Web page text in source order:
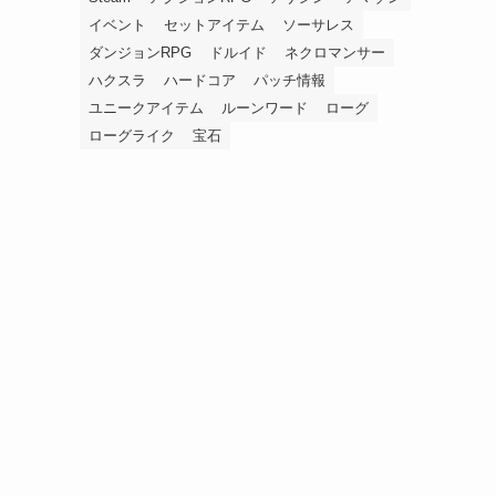
イベント
セットアイテム
ソーサレス
ダンジョンRPG
ドルイド
ネクロマンサー
ハクスラ
ハードコア
パッチ情報
ユニークアイテム
ルーンワード
ローグ
ローグライク
宝石